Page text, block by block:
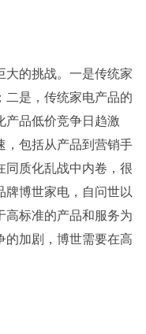
大的挑战。一是传统家
二是，传统家电产品的
产品低价竞争日趋激
，包括从产品到营销手
同质化乱战中内卷，很
牌博世家电，自问世以
高标准的产品和服务为
的加剧，博世需要在高